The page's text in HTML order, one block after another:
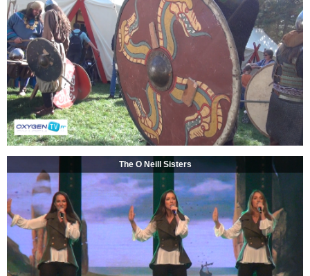
The O Neill Sisters